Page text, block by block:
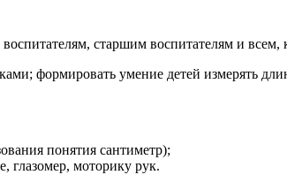
старшим воспитателям и всем,
формировать умение детей измерять
понятия сантиметр);
глазомер, моторику рук.